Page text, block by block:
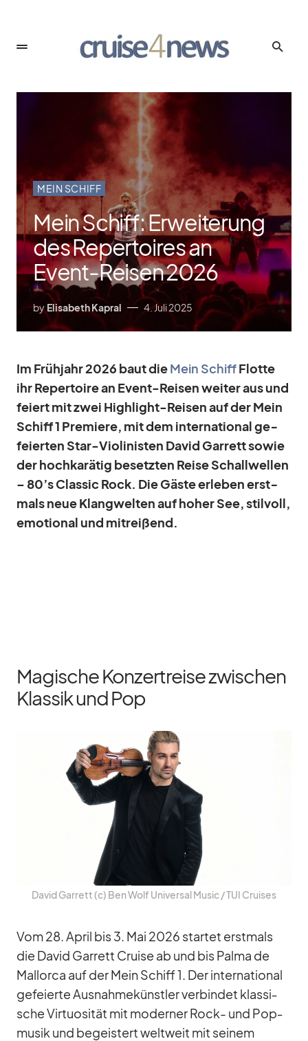
MEIN SCHIFF
Mein Schiff: Erweiterung
des Repertoires an
Event-Reisen 2026
by Elisabeth Kapral 4. Juli 2025
Im Früh­jahr 2026 baut dieMein SchiffFlotte
ihr Re­per­toire an Event-Rei­sen wei­ter aus und
fei­ert mit zwei High­light-Rei­sen auf der Mein
Schiff 1 Pre­miere, mit dem in­ter­na­tio­nal ge­
fei­er­ten Star-Vio­li­nis­ten Da­vid Gar­rett so­wie
der hoch­ka­rä­tig be­setz­ten Reise Schall­wel­len
– 80’s Clas­sic Rock. Die Gästeer­le­benerst­
mals neue Klang­wel­ten auf ho­her See, stil­voll,
emo­tio­nal und mit­rei­ßend.
Magische Konzertreise zwischen
Klassik und Pop
Da­vid Gar­rett (c) Ben Wolf Uni­ver­sal Mu­sic /​ TUI Crui­ses
Vom 28. April bis 3. Mai 2026 star­tet erst­mals
die Da­vid Gar­rett Cruise ab und bis Palma de
Mal­lorca auf der Mein Schiff 1. Der in­ter­na­tio­nal
ge­fei­erte Aus­nah­me­künst­ler ver­bin­det klas­si­
sche Vir­tuo­si­tät mit mo­der­ner Rock- und Pop­
mu­sik und be­geis­tert welt­weit mit sei­nem